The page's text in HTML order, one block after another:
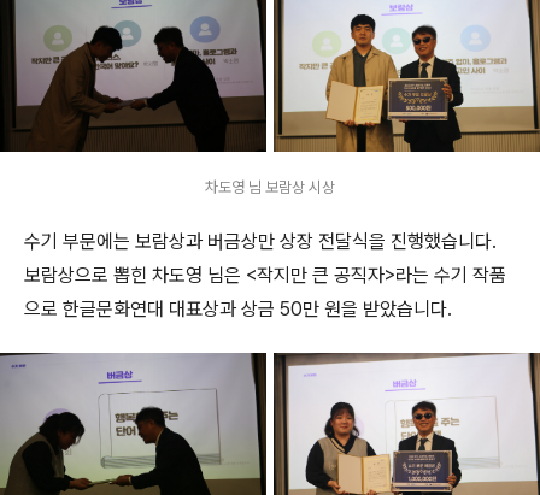
차도영 님 보람상 시상
수기 부문에는 보람상과 버금상만 상장 전달식을 진행했습니다.
보람상으로 뽑힌 차도영 님은 <작지만 큰 공직자>라는 수기 작품
으로 한글문화연대 대표상과 상금 50만 원을 받았습니다.